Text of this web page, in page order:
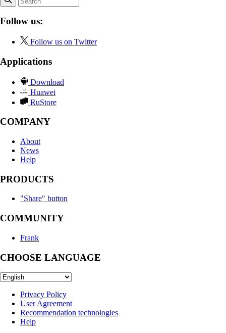
Follow us:
Follow us on Twitter
Applications
Download
Huawei
RuStore
COMPANY
About
News
Help
PRODUCTS
"Share" button
COMMUNITY
Frank
CHOOSE LANGUAGE
Privacy Policy
User Agreement
Recommendation technologies
Help